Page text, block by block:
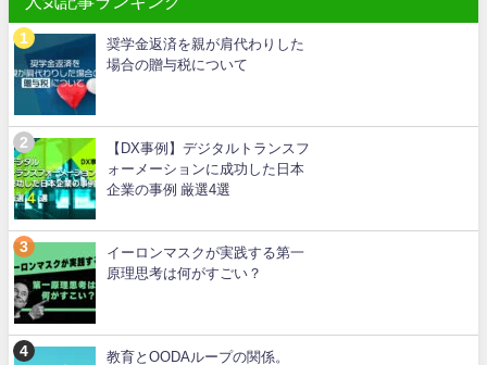
奨学金返済を親が肩代わりした
場合の贈与税について
【DX事例】デジタルトランスフ
ォーメーションに成功した日本
企業の事例 厳選4選
イーロンマスクが実践する第一
原理思考は何がすごい？
教育とOODAループの関係。